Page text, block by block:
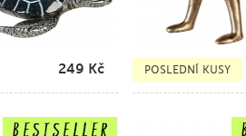
249 Kč POSLEDNÍ KUSY